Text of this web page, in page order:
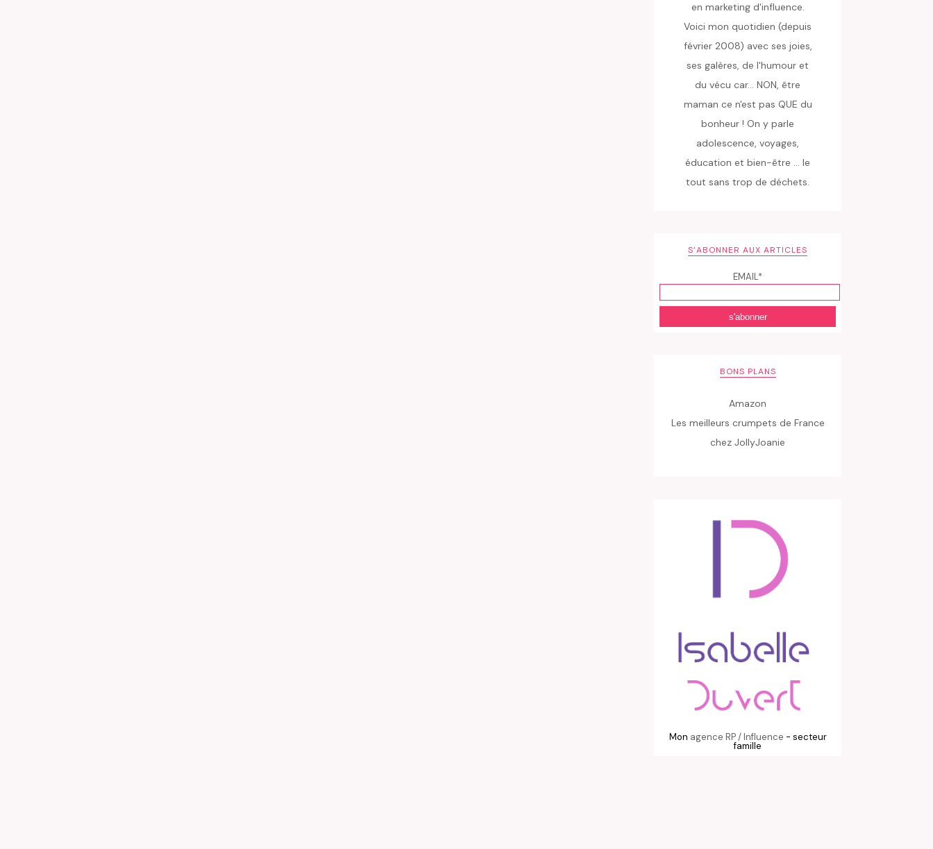
en marketing d'influence.
Voici mon quotidien (depuis
février 2008) avec ses joies,
ses galères, de l'humour et
du vécu car... NON, être
maman ce n'est pas QUE du
bonheur ! On y parle
adolescence, voyages,
éducation et bien-être ... le
tout sans trop de déchets.
S’ABONNER AUX ARTICLES
EMAIL*
BONS PLANS
Amazon
Les meilleurs crumpets de France
chez JollyJoanie
Mon agence RP / Influence - secteur
famille